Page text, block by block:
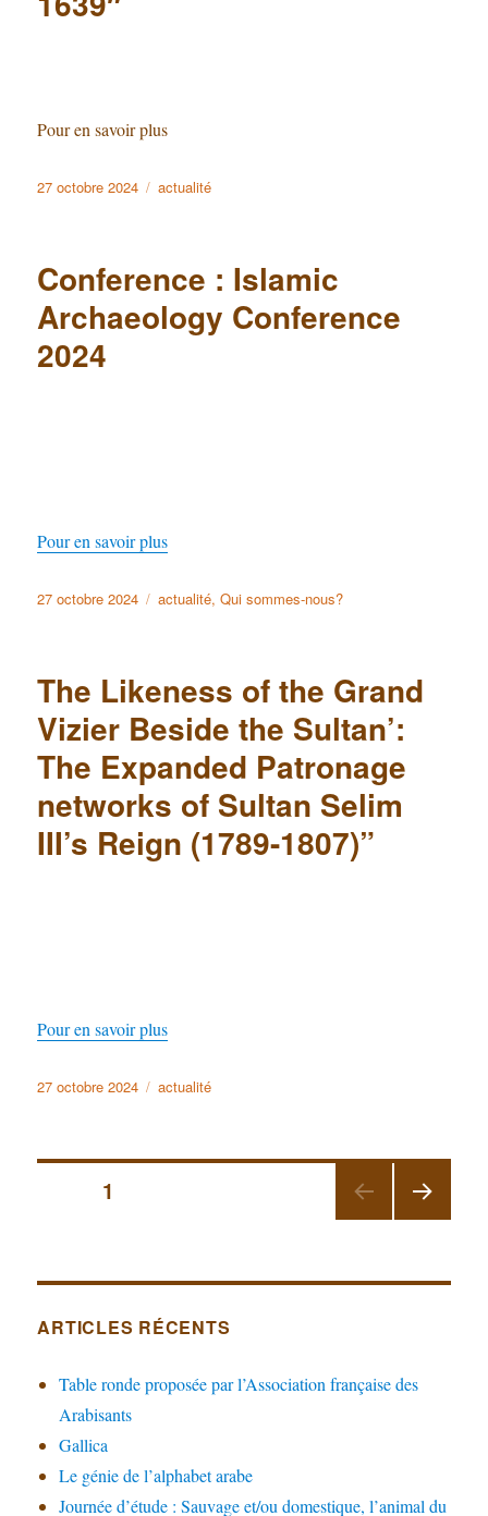
Pour en savoir plus
Publié
27 octobre 2024 Catégories
actualité
Conference : Islamic
Archaeology Conference
2024
Pour en savoir plus
Publié
27 octobre 2024 Catégories
actualité,Qui sommes-nous?
The Likeness of the Grand
Vizier Beside the Sultan’:
The Expanded Patronage
networks of Sultan Selim
III’s Reign (1789-1807)”
Pour en savoir plus
Publié
27 octobre 2024 Catégories
actualité
Pagination
publications
1
E
ARTICLES RÉCENTS
Table ronde proposée par l’Association française des
Arabisants
Gallica
Le génie de l’alphabet arabe
Journée d’étude : Sauvage et/ou domestique, l’animal du